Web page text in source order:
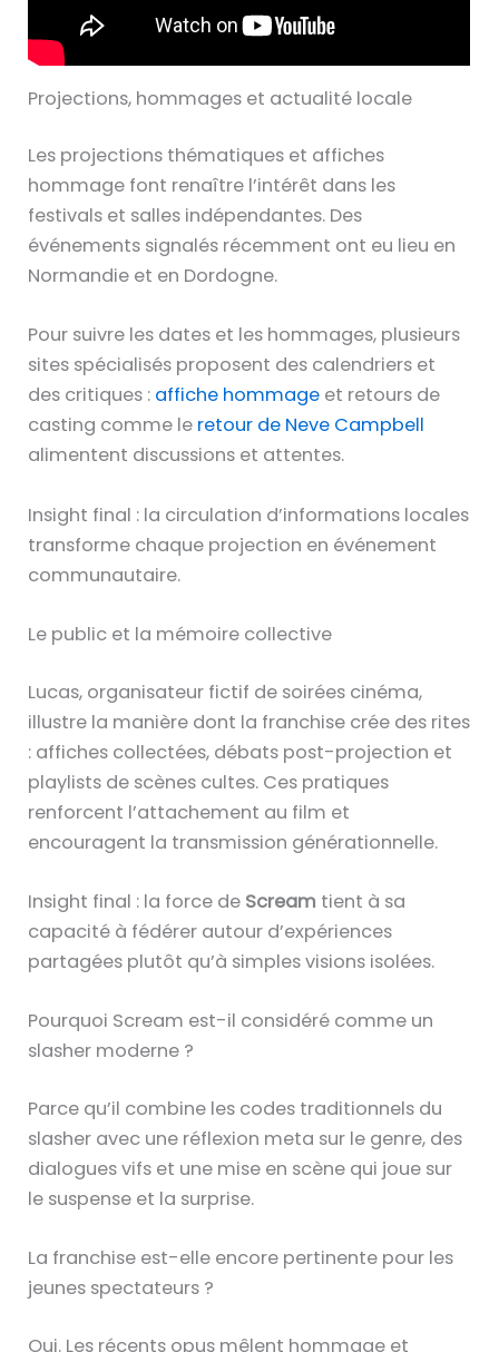
Projections, hommages et actualité locale
Les projections thématiques et affiches
hommage font renaître l’intérêt dans les
festivals et salles indépendantes. Des
événements signalés récemment ont eu lieu en
Normandie et en Dordogne.
Pour suivre les dates et les hommages, plusieurs
sites spécialisés proposent des calendriers et
des critiques : affiche hommage et retours de
casting comme le retour de Neve Campbell
alimentent discussions et attentes.
Insight final : la circulation d’informations locales
transforme chaque projection en événement
communautaire.
Le public et la mémoire collective
Lucas, organisateur fictif de soirées cinéma,
illustre la manière dont la franchise crée des rites
: affiches collectées, débats post-projection et
playlists de scènes cultes. Ces pratiques
renforcent l’attachement au film et
encouragent la transmission générationnelle.
Insight final : la force de Scream tient à sa
capacité à fédérer autour d’expériences
partagées plutôt qu’à simples visions isolées.
Pourquoi Scream est-il considéré comme un
slasher moderne ?
Parce qu’il combine les codes traditionnels du
slasher avec une réflexion meta sur le genre, des
dialogues vifs et une mise en scène qui joue sur
le suspense et la surprise.
La franchise est-elle encore pertinente pour les
jeunes spectateurs ?
Oui. Les récents opus mêlent hommage et